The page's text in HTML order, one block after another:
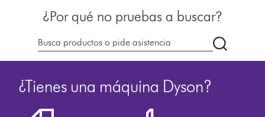
¿Por qué no pruebas a buscar?
Buscar
en
¿Tienes una máquina Dyson?